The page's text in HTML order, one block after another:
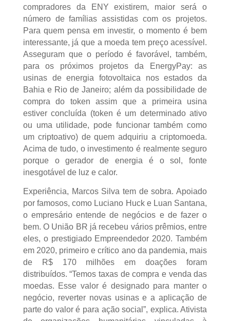
compradores da ENY existirem, maior será o
número de famílias assistidas com os projetos.
Para quem pensa em investir, o momento é bem
interessante, já que a moeda tem preço acessível.
Asseguram que o período é favorável, também,
para os próximos projetos da EnergyPay: as
usinas de energia fotovoltaica nos estados da
Bahia e Rio de Janeiro; além da possibilidade de
compra do token assim que a primeira usina
estiver concluída (token é um determinado ativo
ou uma utilidade, pode funcionar também como
um criptoativo) de quem adquiriu a criptomoeda.
Acima de tudo, o investimento é realmente seguro
porque o gerador de energia é o sol, fonte
inesgotável de luz e calor.
Experiência, Marcos Silva tem de sobra. Apoiado
por famosos, como Luciano Huck e Luan Santana,
o empresário entende de negócios e de fazer o
bem. O União BR já recebeu vários prêmios, entre
eles, o prestigiado Empreendedor 2020. Também
em 2020, primeiro e crítico ano da pandemia, mais
de R$ 170 milhões em doações foram
distribuídos. “Temos taxas de compra e venda das
moedas. Esse valor é designado para manter o
negócio, reverter novas usinas e a aplicação de
parte do valor é para ação social”, explica. Ativista